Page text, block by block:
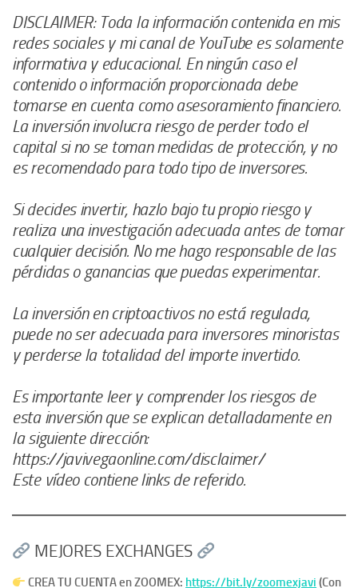
DISCLAIMER: Toda la información contenida en mis
redes sociales y mi canal de YouTube es solamente
informativa y educacional. En ningún caso el
contenido o información proporcionada debe
tomarse en cuenta como asesoramiento financiero.
La inversión involucra riesgo de perder todo el
capital si no se toman medidas de protección, y no
es recomendado para todo tipo de inversores.
Si decides invertir, hazlo bajo tu propio riesgo y
realiza una investigación adecuada antes de tomar
cualquier decisión. No me hago responsable de las
pérdidas o ganancias que puedas experimentar.
La inversión en criptoactivos no está regulada,
puede no ser adecuada para inversores minoristas
y perderse la totalidad del importe invertido.
Es importante leer y comprender los riesgos de
esta inversión que se explican detalladamente en
la siguiente dirección:
https://javivegaonline.com/disclaimer/
Este vídeo contiene links de referido.
MEJORES EXCHANGES
CREA TU CUENTA en ZOOMEX: https://bit.ly/zoomexjavi (Con